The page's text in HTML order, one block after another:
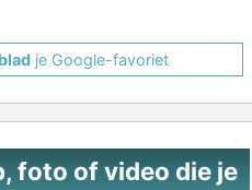
je Google-favoriet
foto of video die je